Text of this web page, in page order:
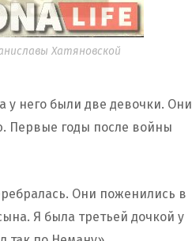
Хатяновской
у него были две девочки. Они
Первые годы после войны
Они поженились в
Я была третьей дочкой у